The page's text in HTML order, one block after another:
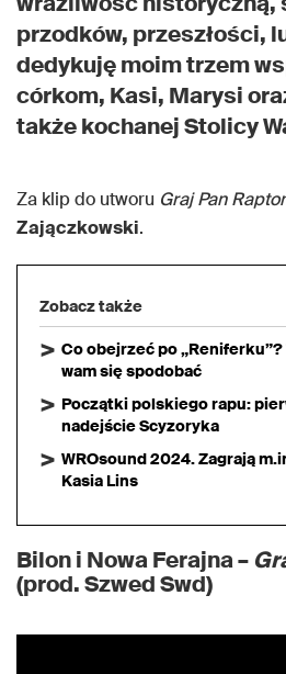
przodków, przeszłości,
dedykuję moim trzem
córkom, Kasi, Marysi
także kochanej Stolicy
Za klip do utworu Graj Pan
Zajączkowski.
Zobacz także
Co obejrzeć po
wam się spodobać
Początki polskiego rapu:
nadejście Scyzoryka
WROsound 2024. Zagrają
Kasia Lins
Bilon i Nowa Ferajna –
(prod. Szwed Swd)